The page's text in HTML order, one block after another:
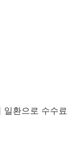
일환으로 수수료